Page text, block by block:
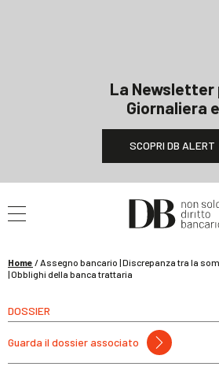
La Newsletter
Giornaliera
SCOPRI DB ALERT
Home /Assegno bancario | Discrepanza tra la
| Obblighi della banca trattaria
DOSSIER
Guarda il dossier associato